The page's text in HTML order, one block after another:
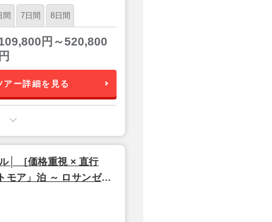
間 7日間 8日間
円～520,800
アー詳細を見る
│ ［価格重視 × 直行
モア」泊 ～ ロサンゼル